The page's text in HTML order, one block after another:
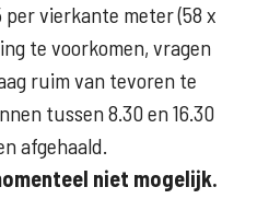
per vierkante meter (58 x
te voorkomen, vragen
ruim van tevoren te
tussen 8.30 en 16.30
afgehaald.
niet mogelijk.